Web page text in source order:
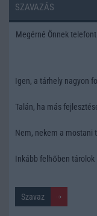
SZAVAZÁS
Megérné Önnek
Igen, a tárhely nagyon
Talán, ha más
Nem, nekem a mostani
Inkább felhőben tárolok